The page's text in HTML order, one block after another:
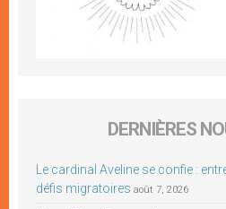
DERNIÈRES
Le cardinal Aveline se confie :
défis migratoires août 7, 2026